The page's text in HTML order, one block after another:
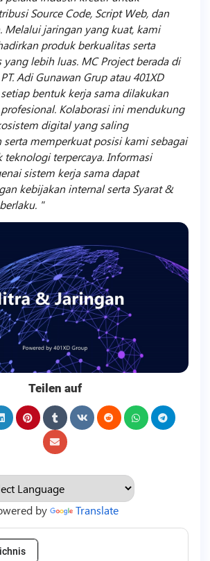
Source Code, Script Web, dan
Melalui jaringan yang kuat, kami
produk berkualitas serta
lebih luas. MC Project berada di
Adi Gunawan Grup atau 401XD
bentuk kerja sama dilakukan
Kolaborasi ini mendukung
digital yang saling
memperkuat posisi kami sebagai
teknologi terpercaya. Informasi
sistem kerja sama dapat
kebijakan internal serta Syarat &
Teilen auf
by Translate